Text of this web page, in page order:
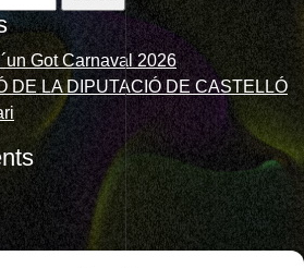
Got Carnaval 2026
DE LA DIPUTACIÓ DE CASTELLÓ